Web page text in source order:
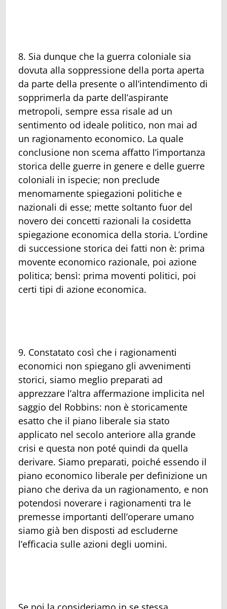
8. Sia dunque che la guerra coloniale sia
dovuta alla soppressione della porta aperta
da parte della presente o all’intendimento di
sopprimerla da parte dell’aspirante
metropoli, sempre essa risale ad un
sentimento od ideale politico, non mai ad
un ragionamento economico. La quale
conclusione non scema affatto l’importanza
storica delle guerre in genere e delle guerre
coloniali in ispecie; non preclude
menomamente spiegazioni politiche e
nazionali di esse; mette soltanto fuor del
novero dei concetti razionali la cosidetta
spiegazione economica della storia. L’ordine
di successione storica dei fatti non è: prima
movente economico razionale, poi azione
politica; bensì: prima moventi politici, poi
certi tipi di azione economica.
9. Constatato così che i ragionamenti
economici non spiegano gli avvenimenti
storici, siamo meglio preparati ad
apprezzare l’altra affermazione implicita nel
saggio del Robbins: non è storicamente
esatto che il piano liberale sia stato
applicato nel secolo anteriore alla grande
crisi e questa non poté quindi da quella
derivare. Siamo preparati, poiché essendo il
piano economico liberale per definizione un
piano che deriva da un ragionamento, e non
potendosi noverare i ragionamenti tra le
premesse importanti dell’operare umano
siamo già ben disposti ad escluderne
l’efficacia sulle azioni degli uomini.